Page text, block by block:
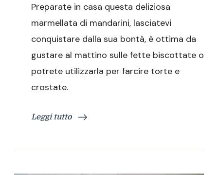
mandarini
Preparate in casa questa deliziosa
marmellata di mandarini, lasciatevi
conquistare dalla sua bontà, è ottima da
gustare al mattino sulle fette biscottate o
potrete utilizzarla per farcire torte e
crostate.
Leggi tutto